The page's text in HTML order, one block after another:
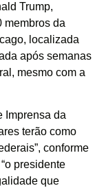
Trump,
membros da
localizada
após semanas
mesmo com a
Imprensa da
terão como
conforme
presidente
que